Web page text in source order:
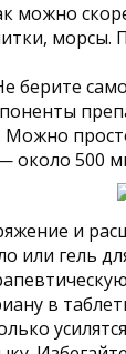
морсы.
берите
500
и
гель
в